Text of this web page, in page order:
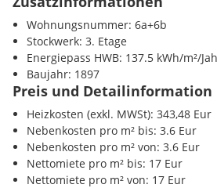
Provision: 3 Bruttomonatsmieten
Hinweis: keine unecht-
werden ausgeschlossen;
Nutzfläche: ca. 286,23 m²
Nahversorgung
Supermarkt <500m
Bäckerei <500m
Einkaufszentrum <1500m
Verkehr
U-Bahn <500m
Bahnhof <500m
Autobahnanschluss <3500m
Wohnungsnummer: 6a+6b
Stockwerk: 3. Etage
Energiepass HWB: 137.5 kWh/m²/
Baujahr: 1897
Preis und Detailinformation
Heizkosten (exkl. MWSt): 343,48 Eur
Nebenkosten pro m² bis: 3.6 Eur
Nebenkosten pro m² von: 3.6 Eur
Nettomiete pro m² bis: 17 Eur
Nettomiete pro m² von: 17 Eur